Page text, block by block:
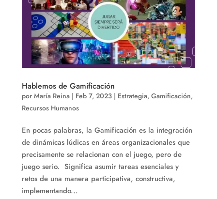
Hablemos de Gamificación
por María Reina| Feb 7, 2023| Estrategia, Gamificación,
Recursos Humanos
En pocas palabras, la Gamificación es la integración
de dinámicas lúdicas en áreas organizacionales que
precisamente se relacionan con el juego, pero de
juego serio. Significa asumir tareas esenciales y
retos de una manera participativa, constructiva,
implementando...